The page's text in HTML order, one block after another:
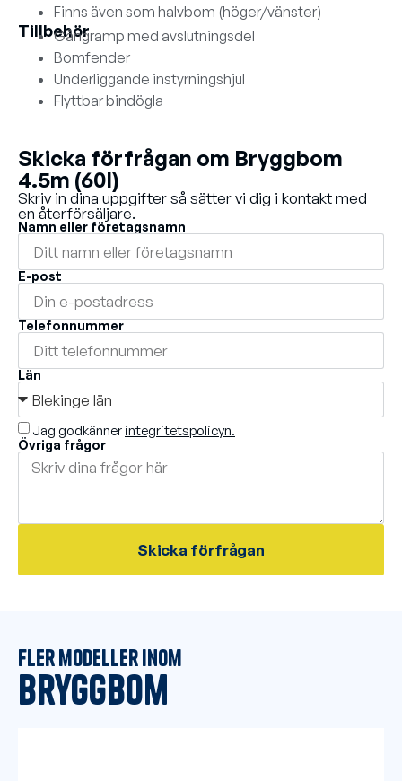
Finns även som halvbom (höger/vänster)
TillbehörGångramp med avslutningsdel
Bomfender
Underliggande instyrningshjul
Flyttbar bindögla
Skicka förfrågan om Bryggbom
4.5m (60l)
Skriv in dina uppgifter så sätter vi dig i kontakt med
en återförsäljare.
Namn eller företagsnamn
E-post
Telefonnummer
Län
Jag godkänner integritetspolicyn.
Övriga frågor
Skicka förfrågan
Fler modeller inom
Bryggbom